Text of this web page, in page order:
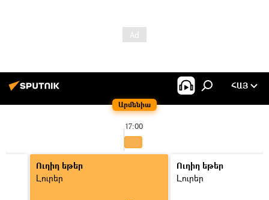
Արմենիա
ՀԱՅ
17:00
Ուղիղ եթեր
Լուրեր
Ուղիղ եթեր
Լուրեր